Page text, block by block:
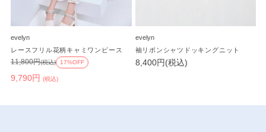
evelyn
レースフリル花柄キャミワンピース
9,790円 (税込)
11,800円(税込) 17%OFF
evelyn
袖リボンシャツドッキングニット
8,400円(税込)